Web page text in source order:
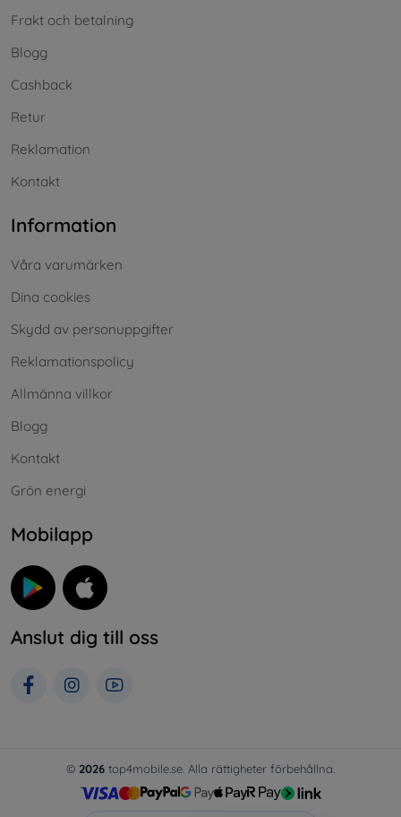
Frakt och betalning
Blogg
Cashback
Retur
Reklamation
Kontakt
Information
Våra varumärken
Dina cookies
Skydd av personuppgifter
Reklamationspolicy
Allmänna villkor
Blogg
Kontakt
Grön energi
Mobilapp
Anslut dig till oss
© 2026 top4mobile.se. Alla rättigheter förbehållna.